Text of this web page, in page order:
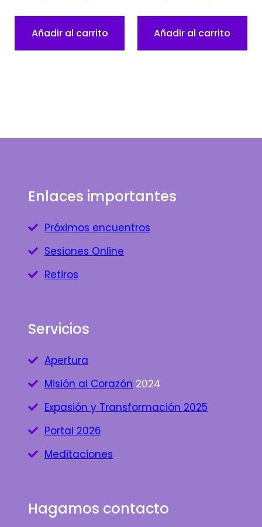
Añadir al carrito Añadir al carrito
Enlaces importantes
Próximos encuentros
Sesiones Online
Retiros
Servicios
Apertura
Misión al Corazón 2024
Expasión y Transformación 2025
Portal 2026
Meditaciones
Hagamos contacto